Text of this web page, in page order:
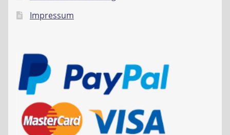
Impressum